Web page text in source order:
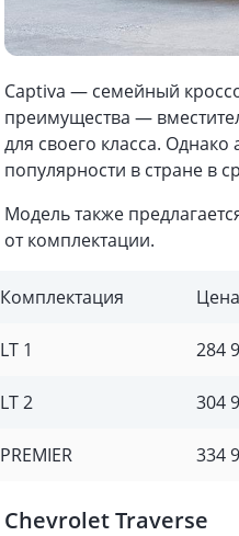
Captiva — семейный
преимущества —
для своего класса.
популярности в стране в
Модель также
от комплектации.
Комплектация
LT 1 284
LT 2 304
PREMIER 334
Chevrolet Traverse